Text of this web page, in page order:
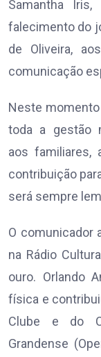
Samantha
falecimento do
de Oliveira,
comunicação
Neste momento
toda a gestão
aos familiares,
contribuição
será sempre
O comunicador
na Rádio
ouro. Orlando
física e
Clube e do
Grandense